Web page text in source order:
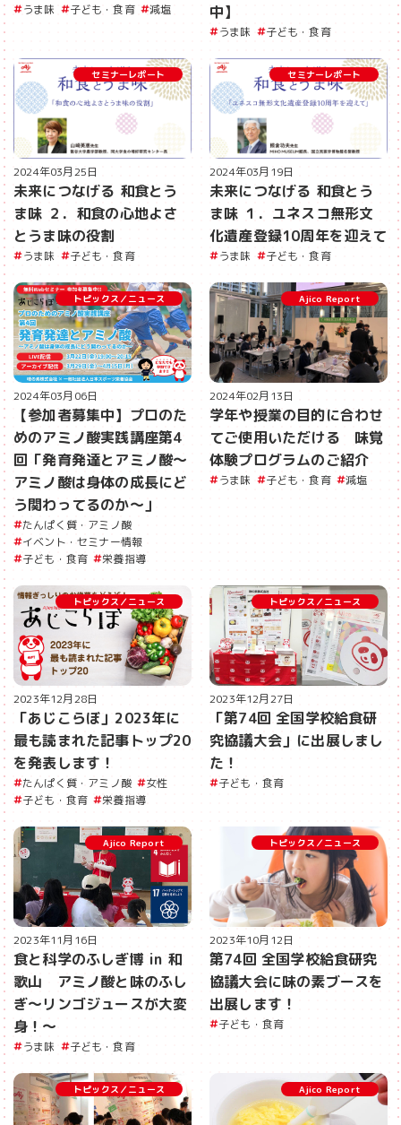
うま味 子ども・食育 減塩
中】
うま味 子ども・食育
セミナーレポート
2024年03月25日
未来につなげる 和食とう
ま味 ２．和食の心地よさ
とうま味の役割
うま味 子ども・食育
セミナーレポート
2024年03月19日
未来につなげる 和食とう
ま味 １．ユネスコ無形文
化遺産登録10周年を迎えて
うま味 子ども・食育
トピックス／ニュース
2024年03月06日
【参加者募集中】プロのた
めのアミノ酸実践講座第4
回「発育発達とアミノ酸～
アミノ酸は身体の成長にど
う関わってるのか～」
たんぱく質・アミノ酸
イベント・セミナー情報
子ども・食育
栄養指導
Ajico Report
2024年02月13日
学年や授業の目的に合わせ
てご使用いただける 味覚
体験プログラムのご紹介
うま味 子ども・食育 減塩
トピックス／ニュース
2023年12月28日
「あじこらぼ」2023年に
最も読まれた記事トップ20
を発表します！
たんぱく質・アミノ酸
女性
子ども・食育
栄養指導
トピックス／ニュース
2023年12月27日
「第74回 全国学校給食研
究協議大会」に出展しまし
た！
子ども・食育
Ajico Report
2023年11月16日
食と科学のふしぎ博 in 和
歌山 アミノ酸と味のふし
ぎ～リンゴジュースが大変
身！～
うま味 子ども・食育
トピックス／ニュース
2023年10月12日
第74回 全国学校給食研究
協議大会に味の素ブースを
出展します！
子ども・食育
トピックス／ニュース Ajico Report